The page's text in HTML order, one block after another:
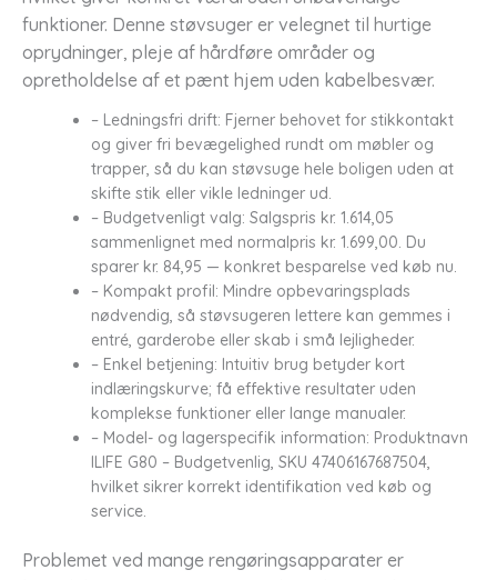
funktioner. Denne støvsuger er velegnet til hurtige
oprydninger, pleje af hårdføre områder og
opretholdelse af et pænt hjem uden kabelbesvær.
– Ledningsfri drift: Fjerner behovet for stikkontakt
og giver fri bevægelighed rundt om møbler og
trapper, så du kan støvsuge hele boligen uden at
skifte stik eller vikle ledninger ud.
– Budgetvenligt valg: Salgspris kr. 1.614,05
sammenlignet med normalpris kr. 1.699,00. Du
sparer kr. 84,95 — konkret besparelse ved køb nu.
– Kompakt profil: Mindre opbevaringsplads
nødvendig, så støvsugeren lettere kan gemmes i
entré, garderobe eller skab i små lejligheder.
– Enkel betjening: Intuitiv brug betyder kort
indlæringskurve; få effektive resultater uden
komplekse funktioner eller lange manualer.
– Model- og lagerspecifik information: Produktnavn
ILIFE G80 – Budgetvenlig, SKU 47406167687504,
hvilket sikrer korrekt identifikation ved køb og
service.
Problemet ved mange rengøringsapparater er